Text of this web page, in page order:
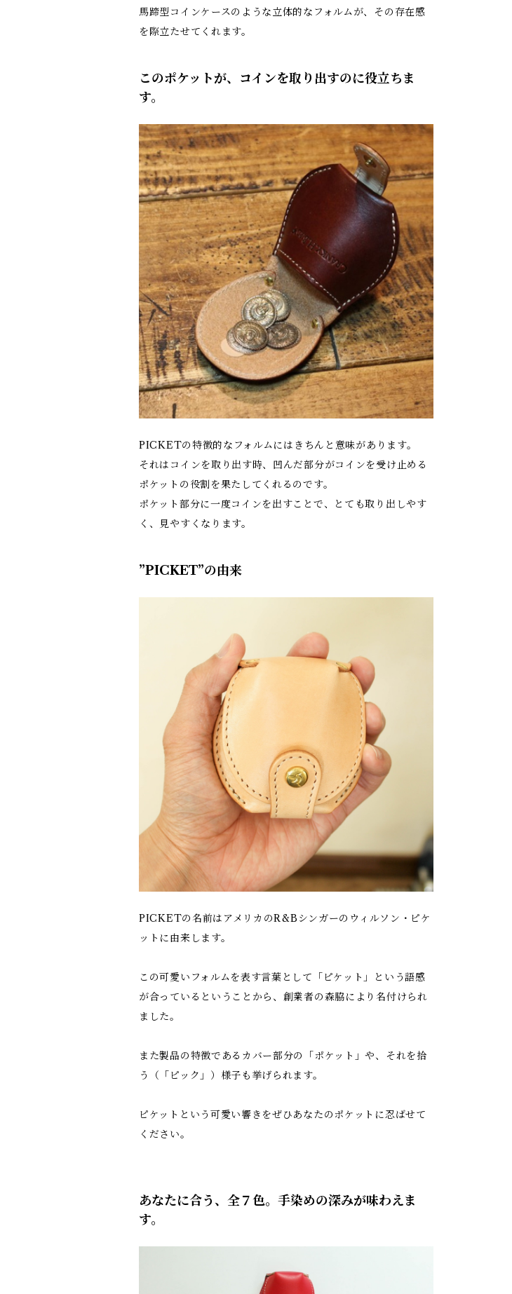
馬蹄型コインケースのような立体的なフォルムが、その存在感
を際立たせてくれます。
このポケットが、コインを取り出すのに役立ちま
す。
PICKETの特徴的なフォルムにはきちんと意味があります。
それはコインを取り出す時、凹んだ部分がコインを受け止める
ポケットの役割を果たしてくれるのです。
ポケット部分に一度コインを出すことで、とても取り出しやす
く、見やすくなります。
”PICKET”の由来
PICKETの名前はアメリカのR&Bシンガーのウィルソン・ピケ
ットに由来します。
この可愛いフォルムを表す言葉として「ピケット」という語感
が合っているということから、創業者の森脇により名付けられ
ました。
また製品の特徴であるカバー部分の「ポケット」や、それを拾
う（「ピック」）様子も挙げられます。
ピケットという可愛い響きをぜひあなたのポケットに忍ばせて
ください。
あなたに合う、全７色。手染めの深みが味わえま
す。